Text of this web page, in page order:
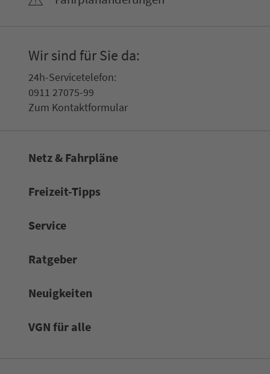
Wir sind für Sie da:
24h-Ser­vice­te­le­fon:
0911 27075-99
Zum Kon­taktformular
Netz & Fahrpläne
Frei­zeit-Tipps
Service
Rat­ge­ber
Neuigkeiten
VGN für alle